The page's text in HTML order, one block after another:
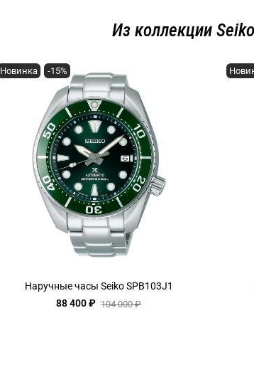
Из коллекции
Новинка -15%
Наручные часы Seiko SPB103J1
88 400 ₽ 104 000 ₽